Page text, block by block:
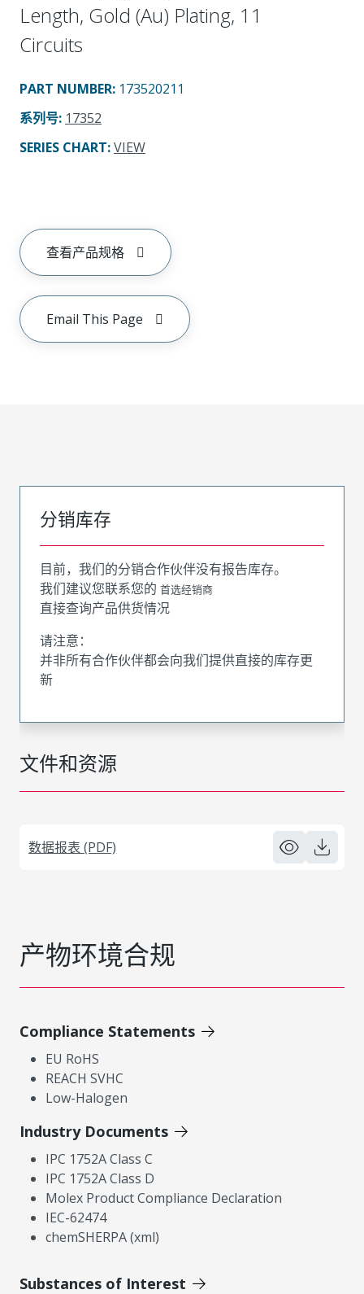
Length, Gold (Au) Plating, 11
Circuits
PART NUMBER: 173520211
系列号: 17352
SERIES CHART:VIEW
查看产品规格
Email This Page
文件和资源
数据报表 (PDF)
分销库存
目前，我们的分销合作伙伴没有报告库存。
我们建议您联系您的 首选经销商
直接查询产品供货情况
请注意：
并非所有合作伙伴都会向我们提供直接的库存更
新
产物环境合规
Compliance Statements
EU RoHS
REACH SVHC
Low-Halogen
Industry Documents
IPC 1752A Class C
IPC 1752A Class D
Molex Product Compliance Declaration
IEC-62474
chemSHERPA (xml)
Substances of Interest